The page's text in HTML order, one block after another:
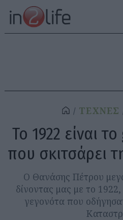
ΤΕΧΝΕΣ
Το 1922 είναι
που σκιτσάρει
Ο Θανάσης Πέτρου
δίνοντας μας με το
γεγονότα που